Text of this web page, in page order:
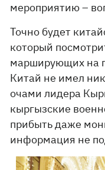
мероприятию –
Точно будет
который
марширующих на
Китай не имел
очами лидера
кыргызские
прибыть даже
информация не